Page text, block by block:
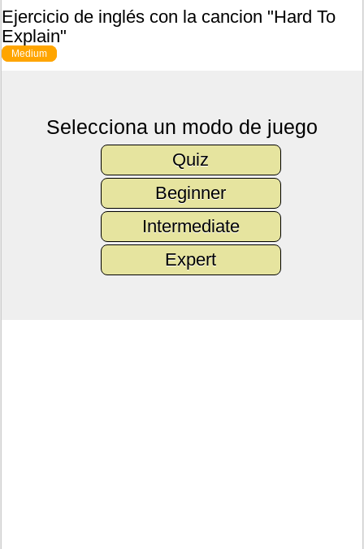
Ejercicio de inglés con la cancion "Hard To
Explain"
Medium
Selecciona un modo de juego
Quiz
Beginner
Intermediate
Expert